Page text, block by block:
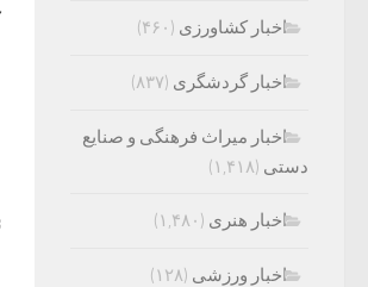
اخبار کشاورزی (۴۶۰)
اخبار گردشگری (۸۳۷)
اخبار میراث فرهنگی و صنایع
دستی (۱,۴۱۸)
اخبار هنری (۱,۴۸۰)
اخبار ورزشی (۱۲۸)